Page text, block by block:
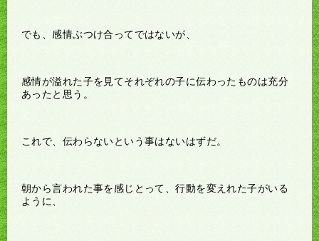
でも、感情ぶつけ合ってではないが、
感情が溢れた子を見てそれぞれの子に伝わったものは充分
あったと思う。
これで、伝わらないという事はないはずだ。
朝から言われた事を感じとって、行動を変えれた子がいる
ように、